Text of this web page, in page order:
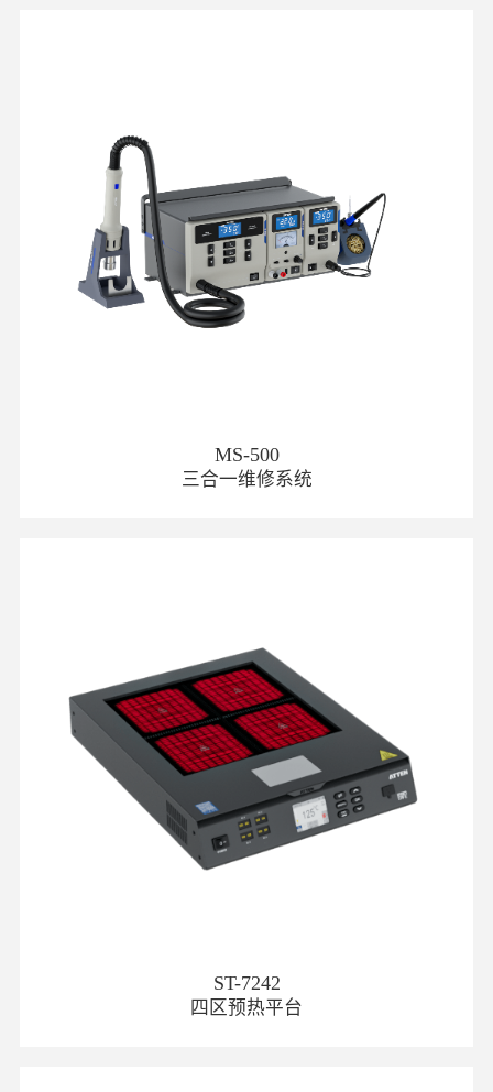
MS-500
三合一维修系统
ST-7242
四区预热平台